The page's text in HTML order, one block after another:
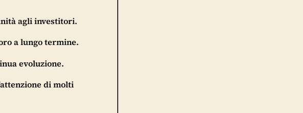
agli investitori.
a lungo termine.
evoluzione.
di molti